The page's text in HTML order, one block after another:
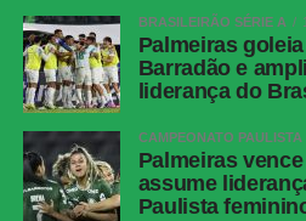
BRASILEIRÃO SÉRIE A
Palmeiras
Barradão e
liderança do
CAMPEONATO PAULISTA
Palmeiras
assume
Paulista